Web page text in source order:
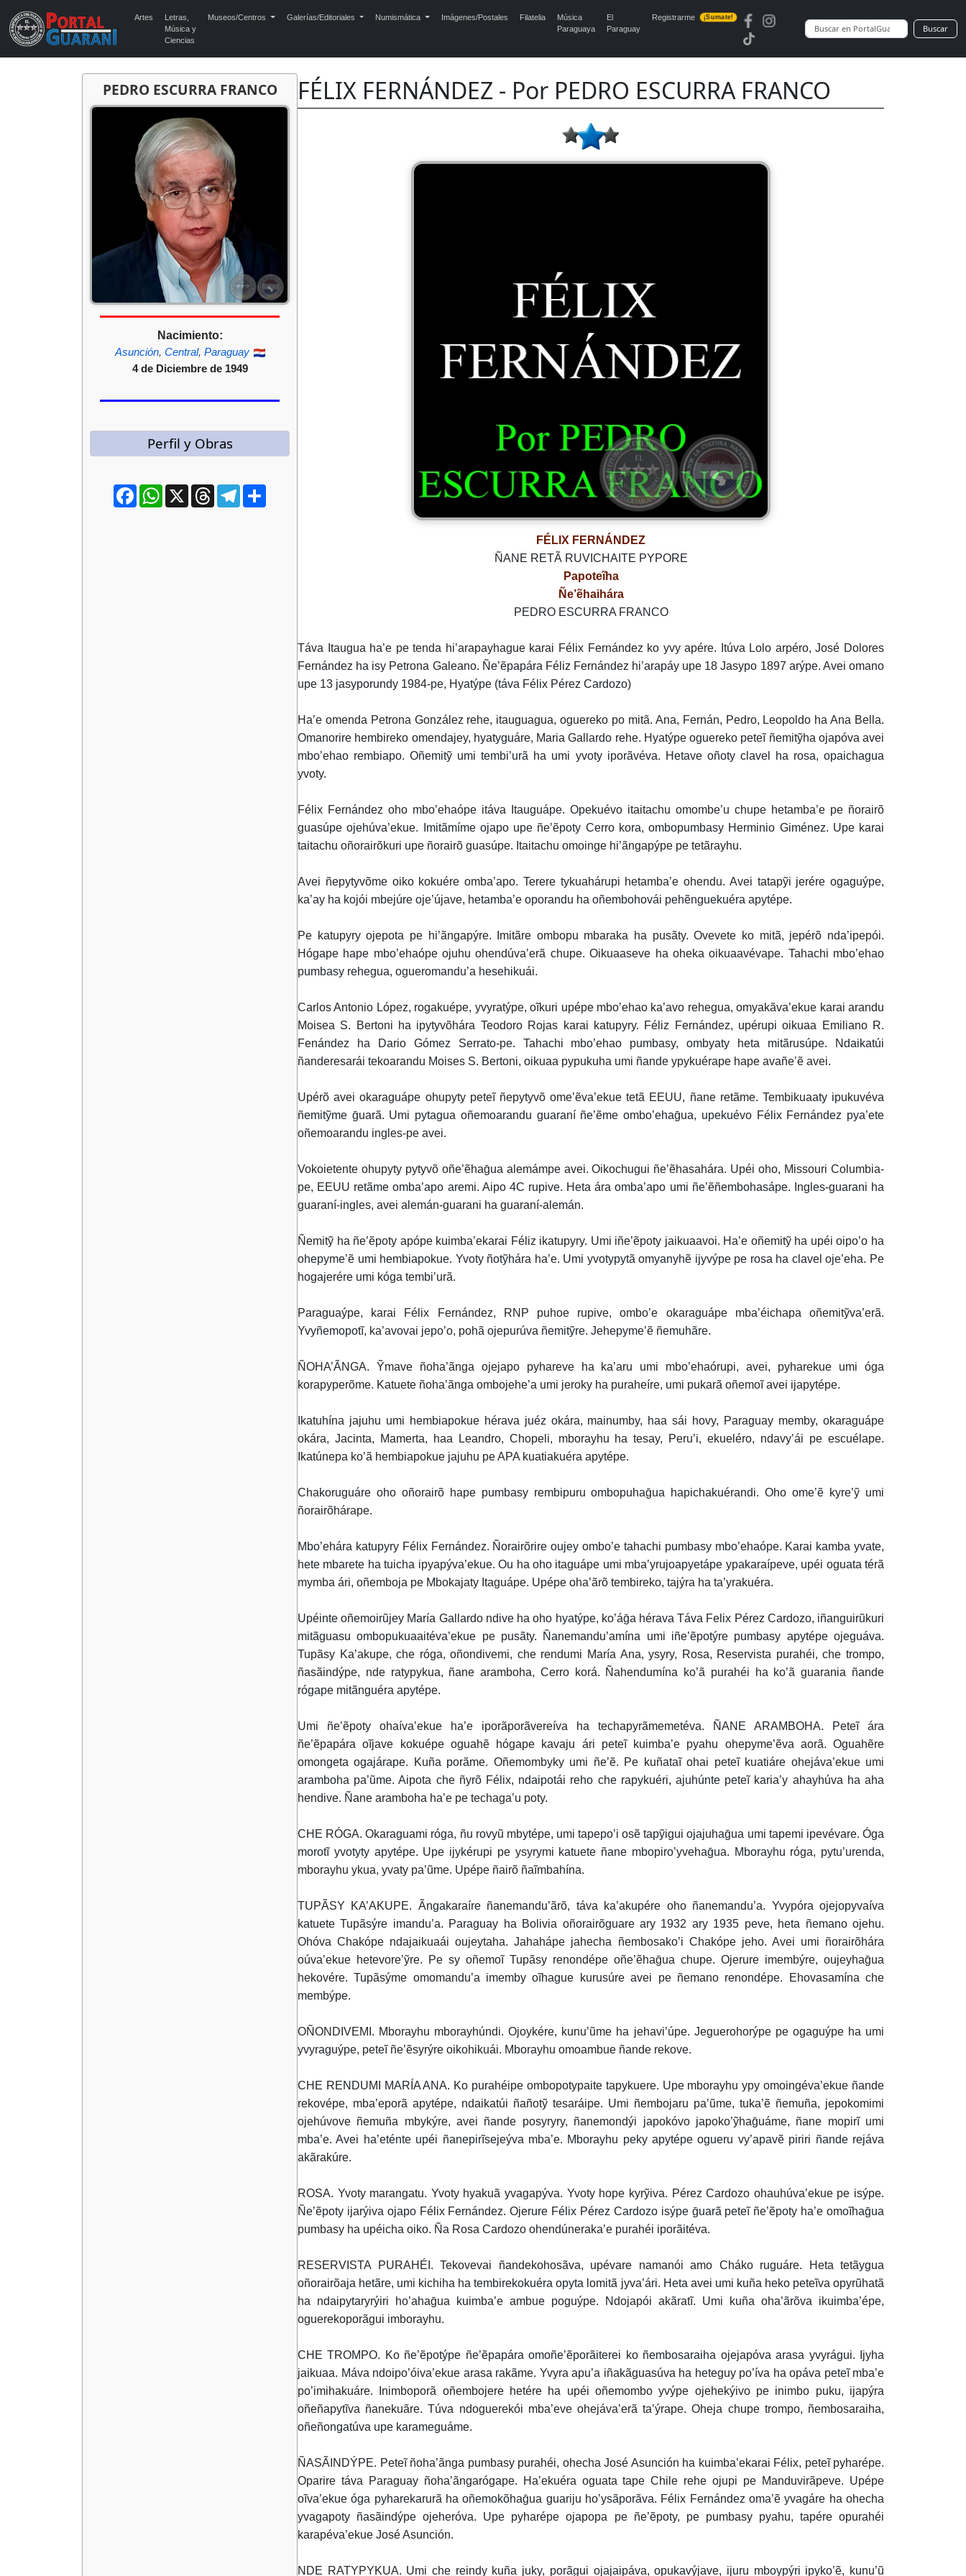
Artes
Letras,
Música y
Ciencias
Museos/Centros Galerías/Editoriales Numismática Imágenes/Postales Filatelia
Música
Paraguaya
El
Paraguay
Registrarme ¡Sumate!
Buscar
PEDRO ESCURRA FRANCO
Nacimiento:
Asunción, Central, Paraguay
4 de Diciembre de 1949
Perfil y Obras
FacebookWhatsApp
X ThreadsTelegram
FÉLIX FERNÁNDEZ - Por PEDRO ESCURRA FRANCO
FÉLIX FERNÁNDEZ
ÑANE RETÃ RUVICHAITE PYPORE
Papoteĩha
Ñe’ẽhaihára
PEDRO ESCURRA FRANCO
Táva Itaugua ha’e pe tenda hi’arapayhague karai Félix Fernández ko yvy apére. Itúva Lolo arpéro, José Dolores
Fernández ha isy Petrona Galeano. Ñe’ẽpapára Féliz Fernández hi’arapáy upe 18 Jasypo 1897 arýpe. Avei omano
upe 13 jasyporundy 1984-pe, Hyatýpe (táva Félix Pérez Cardozo)
Ha’e omenda Petrona González rehe, itauguagua, oguereko po mitã. Ana, Fernán, Pedro, Leopoldo ha Ana Bella.
Omanorire hembireko omendajey, hyatyguáre, Maria Gallardo rehe. Hyatýpe oguereko peteĩ ñemitỹha ojapóva avei
mbo’ehao rembiapo. Oñemitỹ umi tembi’urã ha umi yvoty iporãvéva. Hetave oñoty clavel ha rosa, opaichagua
yvoty.
Félix Fernández oho mbo’ehaópe itáva Itauguápe. Opekuévo itaitachu omombe’u chupe hetamba’e pe ñorairõ
guasúpe ojehúva’ekue. Imitãmíme ojapo upe ñe’ẽpoty Cerro kora, ombopumbasy Herminio Giménez. Upe karai
taitachu oñorairõkuri upe ñorairõ guasúpe. Itaitachu omoinge hi’ãngapýpe pe tetãrayhu.
Avei ñepytyvõme oiko kokuére omba’apo. Terere tykuahárupi hetamba’e ohendu. Avei tatapỹi jerére ogaguýpe,
ka’ay ha kojói mbejúre oje’újave, hetamba’e oporandu ha oñembohovái pehẽnguekuéra apytépe.
Pe katupyry ojepota pe hi’ãngapýre. Imitãre ombopu mbaraka ha pusãty. Ovevete ko mitã, jepérõ nda’ipepói.
Hógape hape mbo’ehaópe ojuhu ohendúva’erã chupe. Oikuaaseve ha oheka oikuaavévape. Tahachi mbo’ehao
pumbasy rehegua, ogueromandu’a hesehikuái.
Carlos Antonio López, rogakuépe, yvyratýpe, oĩkuri upépe mbo’ehao ka’avo rehegua, omyakãva’ekue karai arandu
Moisea S. Bertoni ha ipytyvõhára Teodoro Rojas karai katupyry. Féliz Fernández, upérupi oikuaa Emiliano R.
Fenández ha Dario Gómez Serrato-pe. Tahachi mbo’ehao pumbasy, ombyaty heta mitãrusúpe. Ndaikatúi
ñanderesarái tekoarandu Moises S. Bertoni, oikuaa pypukuha umi ñande ypykuérape hape avañe’ẽ avei.
Upérõ avei okaraguápe ohupyty peteĩ ñepytyvõ ome’ẽva’ekue tetã EEUU, ñane retãme. Tembikuaaty ipukuvéva
ñemitỹme ḡuarã. Umi pytagua oñemoarandu guaraní ñe’ẽme ombo’ehaḡua, upekuévo Félix Fernández pya’ete
oñemoarandu ingles-pe avei.
Vokoietente ohupyty pytyvõ oñe’ẽhaḡua alemámpe avei. Oikochugui ñe’ẽhasahára. Upéi oho, Missouri Columbia-
pe, EEUU retãme omba’apo aremi. Aipo 4C rupive. Heta ára omba’apo umi ñe’ẽñembohasápe. Ingles-guarani ha
guaraní-ingles, avei alemán-guarani ha guaraní-alemán.
Ñemitỹ ha ñe’ẽpoty apópe kuimba’ekarai Féliz ikatupyry. Umi iñe’ẽpoty jaikuaavoi. Ha’e oñemitỹ ha upéi oipo’o ha
ohepyme’ẽ umi hembiapokue. Yvoty ñotỹhára ha’e. Umi yvotypytã omyanyhẽ ijyvýpe pe rosa ha clavel oje’eha. Pe
hogajerére umi kóga tembi’urã.
Paraguaýpe, karai Félix Fernández, RNP puhoe rupive, ombo’e okaraguápe mba’éichapa oñemitỹva’erã.
Yvyñemopotĩ, ka’avovai jepo’o, pohã ojepurúva ñemitỹre. Jehepyme’ẽ ñemuhãre.
ÑOHA’ÃNGA. Ỹmave ñoha’ãnga ojejapo pyhareve ha ka’aru umi mbo’ehaórupi, avei, pyharekue umi óga
korapyperõme. Katuete ñoha’ãnga ombojehe’a umi jeroky ha puraheíre, umi pukarã oñemoĩ avei ijapytépe.
Ikatuhína jajuhu umi hembiapokue hérava juéz okára, mainumby, haa sái hovy, Paraguay memby, okaraguápe
okára, Jacinta, Mamerta, haa Leandro, Chopeli, mborayhu ha tesay, Peru’i, ekueléro, ndavy’ái pe escuélape.
Ikatúnepa ko’ã hembiapokue jajuhu pe APA kuatiakuéra apytépe.
Chakoruguáre oho oñorairõ hape pumbasy rembipuru ombopuhaḡua hapichakuérandi. Oho ome’ẽ kyre’ỹ umi
ñorairõhárape.
Mbo’ehára katupyry Félix Fernández. Ñorairõrire oujey ombo’e tahachi pumbasy mbo’ehaópe. Karai kamba yvate,
hete mbarete ha tuicha ipyapýva’ekue. Ou ha oho itaguápe umi mba’yrujoapyetápe ypakaraípeve, upéi oguata térã
mymba ári, oñemboja pe Mbokajaty Itaguápe. Upépe oha’ãrõ tembireko, tajýra ha ta’yrakuéra.
Upéinte oñemoirũjey María Gallardo ndive ha oho hyatýpe, ko’áḡa hérava Táva Felix Pérez Cardozo, iñanguirũkuri
mitãguasu ombopukuaaitéva’ekue pe pusãty. Ñanemandu’amína umi iñe’ẽpotýre pumbasy apytépe ojeguáva.
Tupãsy Ka’akupe, che róga, oñondivemi, che rendumi María Ana, ysyry, Rosa, Reservista purahéi, che trompo,
ñasãindýpe, nde ratypykua, ñane aramboha, Cerro korá. Ñahendumína ko’ã purahéi ha ko’ã guarania ñande
rógape mitãnguéra apytépe.
Umi ñe’ẽpoty ohaíva’ekue ha’e iporãporãvereíva ha techapyrãmemetéva. ÑANE ARAMBOHA. Peteĩ ára
ñe’ẽpapára oĩjave kokuépe oguahẽ hógape kavaju ári peteĩ kuimba’e pyahu ohepyme’ẽva aorã. Oguahẽre
omongeta ogajárape. Kuña porãme. Oñemombyky umi ñe’ẽ. Pe kuñataĩ ohai peteĩ kuatiáre ohejáva’ekue umi
aramboha pa’ũme. Aipota che ñyrõ Félix, ndaipotái reho che rapykuéri, ajuhúnte peteĩ karia’y ahayhúva ha aha
hendive. Ñane aramboha ha’e pe techaga’u poty.
CHE RÓGA. Okaraguami róga, ñu rovyũ mbytépe, umi tapepo’i osẽ tapỹigui ojajuhaḡua umi tapemi ipevévare. Óga
morotĩ yvotyty apytépe. Upe ijykérupi pe ysyrymi katuete ñane mbopiro’yvehaḡua. Mborayhu róga, pytu’urenda,
mborayhu ykua, yvaty pa’ũme. Upépe ñairõ ñaĩmbahína.
TUPÃSY KA’AKUPE. Ãngakaraíre ñanemandu’ãrõ, táva ka’akupére oho ñanemandu’a. Yvypóra ojejopyvaíva
katuete Tupãsýre imandu’a. Paraguay ha Bolivia oñorairõguare ary 1932 ary 1935 peve, heta ñemano ojehu.
Ohóva Chakópe ndajaikuaái oujeytaha. Jahahápe jahecha ñembosako’i Chakópe jeho. Avei umi ñorairõhára
oúva’ekue hetevore’ỹre. Pe sy oñemoĩ Tupãsy renondépe oñe’ẽhaḡua chupe. Ojerure imembýre, oujeyhaḡua
hekovére. Tupãsýme omomandu’a imemby oĩhague kurusúre avei pe ñemano renondépe. Ehovasamína che
membýpe.
OÑONDIVEMI. Mborayhu mborayhúndi. Ojoykére, kunu’ũme ha jehavi’úpe. Jeguerohorýpe pe ogaguýpe ha umi
yvyraguýpe, peteĩ ñe’ẽsyrýre oikohikuái. Mborayhu omoambue ñande rekove.
CHE RENDUMI MARÍA ANA. Ko purahéipe ombopotypaite tapykuere. Upe mborayhu ypy omoingéva’ekue ñande
rekovépe, mba’eporã apytépe, ndaikatúi ñañotỹ tesaráipe. Umi ñembojaru pa’ũme, tuka’ẽ ñemuña, jepokomimi
ojehúvove ñemuña mbykýre, avei ñande posyryry, ñanemondýi japokóvo japoko’ỹhaḡuáme, ñane mopirĩ umi
mba’e. Avei ha’eténte upéi ñanepirĩsejeýva mba’e. Mborayhu peky apytépe ogueru vy’apavẽ piriri ñande rejáva
akãrakúre.
ROSA. Yvoty marangatu. Yvoty hyakuã yvagapýva. Yvoty hope kyrỹiva. Pérez Cardozo ohauhúva’ekue pe isýpe.
Ñe’ẽpoty ijarýiva ojapo Félix Fernández. Ojerure Félix Pérez Cardozo isýpe ḡuarã peteĩ ñe’ẽpoty ha’e omoĩhaḡua
pumbasy ha upéicha oiko. Ña Rosa Cardozo ohendúneraka’e purahéi iporãitéva.
RESERVISTA PURAHÉI. Tekovevai ñandekohosãva, upévare namanói amo Cháko ruguáre. Heta tetãygua
oñorairõaja hetãre, umi kichiha ha tembirekokuéra opyta lomitã jyva’ári. Heta avei umi kuña heko peteĩva opyrũhatã
ha ndaipytaryrýiri ho’ahaḡua kuimba’e ambue poguýpe. Ndojapói akãratĩ. Umi kuña oha’ãrõva ikuimba’épe,
oguerekoporãgui imborayhu.
CHE TROMPO. Ko ñe’ẽpotýpe ñe’ẽpapára omoñe’ẽporãiterei ko ñembosaraiha ojejapóva arasa yvyrágui. Ijyha
jaikuaa. Máva ndoipo’óiva’ekue arasa rakãme. Yvyra apu’a iñakãguasúva ha heteguy po’íva ha opáva peteĩ mba’e
po’imihakuáre. Inimboporã oñembojere hetére ha upéi oñemombo yvýpe ojehekýivo pe inimbo puku, ijapýra
oñeñapytĩva ñanekuãre. Túva ndoguerekói mba’eve ohejáva’erã ta’ýrape. Oheja chupe trompo, ñembosaraiha,
oñeñongatúva upe karameguáme.
ÑASÃINDÝPE. Peteĩ ñoha’ãnga pumbasy purahéi, ohecha José Asunción ha kuimba’ekarai Félix, peteĩ pyharépe.
Oparire táva Paraguay ñoha’ãngarógape. Ha’ekuéra oguata tape Chile rehe ojupi pe Manduvirãpeve. Upépe
oĩva’ekue óga pyharekarurã ha oñemokõhaḡua guariju ho’ysãporãva. Félix Fernández oma’ẽ yvagáre ha ohecha
yvagapoty ñasãindýpe ojeheróva. Upe pyharépe ojapopa pe ñe’ẽpoty, pe pumbasy pyahu, tapére opurahéi
karapéva’ekue José Asunción.
NDE RATYPYKUA. Umi che reindy kuña juky, porãgui ojajaipáva, opukavýjave, ijuru mboypýri ipyko’ẽ, kunu’ũ